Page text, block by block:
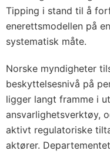
Tipping i stand til å
enerettsmodellen på
systematisk måte.
Norske myndigheter
beskyttelsesnivå på
ligger langt framme i
ansvarlighetsverktøy,
aktivt regulatoriske
aktører.